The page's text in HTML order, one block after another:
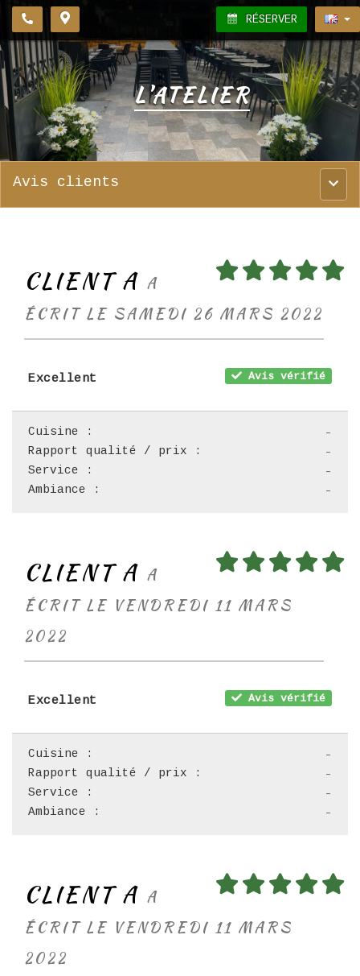
RÉSERVER
L'ATELIER
Menu
Avis clients
CLIENT A A
ÉCRIT LE SAMEDI 26 MARS 2022
Avis vérifié
Excellent
-
Cuisine :
-
Rapport qualité / prix :
-
Service :
-
Ambiance :
CLIENT A A
ÉCRIT LE VENDREDI 11 MARS
2022
Avis vérifié
Excellent
-
Cuisine :
-
Rapport qualité / prix :
-
Service :
-
Ambiance :
CLIENT A A
ÉCRIT LE VENDREDI 11 MARS
2022